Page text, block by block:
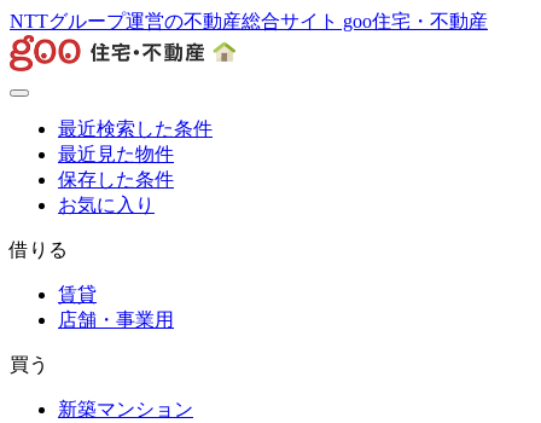
NTTグループ運営の不動産総合サイト goo住宅・不動産
最近検索した条件
最近見た物件
保存した条件
お気に入り
借りる
賃貸
店舗・事業用
買う
新築マンション